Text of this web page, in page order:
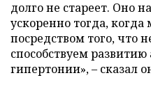
долго не стареет. Оно
ускоренно тогда,
посредством того, что
способствуем
гипертонии», – сказал